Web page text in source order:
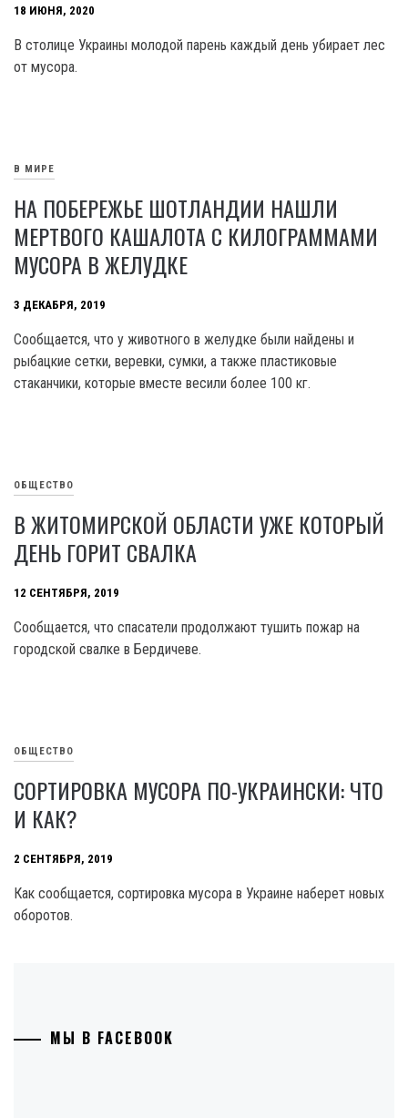
18 ИЮНЯ, 2020
В столице Украины молодой парень каждый день убирает лес
от мусора.
В МИРЕ
НА ПОБЕРЕЖЬЕ ШОТЛАНДИИ НАШЛИ
МЕРТВОГО КАШАЛОТА С КИЛОГРАММАМИ
МУСОРА В ЖЕЛУДКЕ
3 ДЕКАБРЯ, 2019
Сообщается, что у животного в желудке были найдены и
рыбацкие сетки, веревки, сумки, а также пластиковые
стаканчики, которые вместе весили более 100 кг.
ОБЩЕСТВО
В ЖИТОМИРСКОЙ ОБЛАСТИ УЖЕ КОТОРЫЙ
ДЕНЬ ГОРИТ СВАЛКА
12 СЕНТЯБРЯ, 2019
Сообщается, что спасатели продолжают тушить пожар на
городской свалке в Бердичеве.
ОБЩЕСТВО
СОРТИРОВКА МУСОРА ПО-УКРАИНСКИ: ЧТО
И КАК?
2 СЕНТЯБРЯ, 2019
Как сообщается, сортировка мусора в Украине наберет новых
оборотов.
МЫ В FACEBOOK